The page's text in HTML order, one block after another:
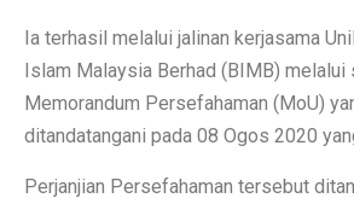
Ia terhasil melalui jalinan kerjasama
Islam Malaysia Berhad (BIMB) melalui
Memorandum Persefahaman (MoU)
ditandatangani pada 08 Ogos 2020
Perjanjian Persefahaman tersebut